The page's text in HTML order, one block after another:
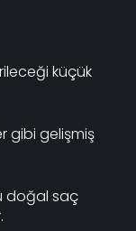
küçük
gibi gelişmiş
doğal saç